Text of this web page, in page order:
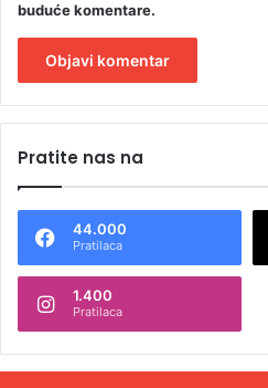
buduće komentare.
t
n
t
Pratite nas na
44.000
Pratilaca
1.400
Pratilaca